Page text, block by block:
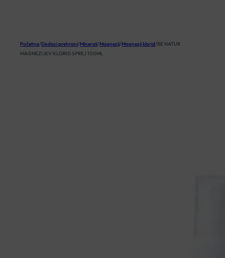
Početna/Dodaci prehrani/Minerali/Magnezij/Magnezij klorid/BE NATUR
MAGNEZIJEV KLORID SPREJ 100ML